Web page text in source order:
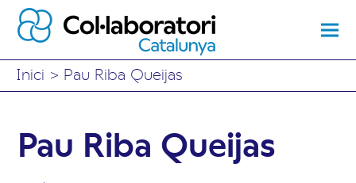
Inici > Pau Riba Queijas
Pau Riba Queijas